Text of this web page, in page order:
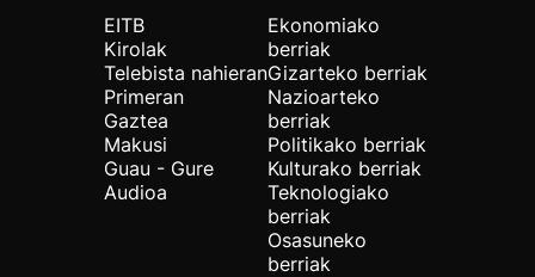
EITB
Kirolak
Telebista nahieran
Primeran
Gaztea
Makusi
Guau - Gure
Audioa
Ekonomiako
berriak
Gizarteko berriak
Nazioarteko
berriak
Politikako berriak
Kulturako berriak
Teknologiako
berriak
Osasuneko
berriak